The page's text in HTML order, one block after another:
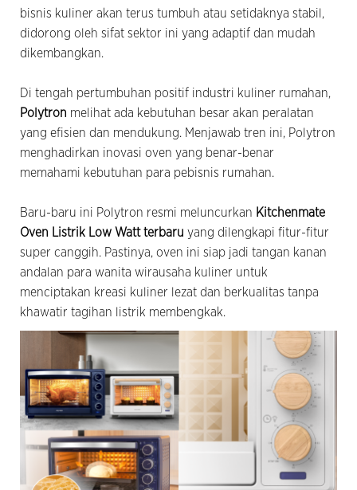
bisnis kuliner akan terus tumbuh atau setidaknya stabil,
didorong oleh sifat sektor ini yang adaptif dan mudah
dikembangkan.
Di tengah pertumbuhan positif industri kuliner rumahan,
Polytron melihat ada kebutuhan besar akan peralatan
yang efisien dan mendukung. Menjawab tren ini, Polytron
menghadirkan inovasi oven yang benar-benar
memahami kebutuhan para pebisnis rumahan.
Baru-baru ini Polytron resmi meluncurkan Kitchenmate
Oven Listrik Low Watt terbaru yang dilengkapi fitur-fitur
super canggih. Pastinya, oven ini siap jadi tangan kanan
andalan para wanita wirausaha kuliner untuk
menciptakan kreasi kuliner lezat dan berkualitas tanpa
khawatir tagihan listrik membengkak.